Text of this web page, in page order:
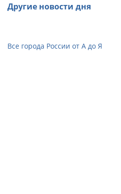
Другие новости дня
Все города России от А до Я